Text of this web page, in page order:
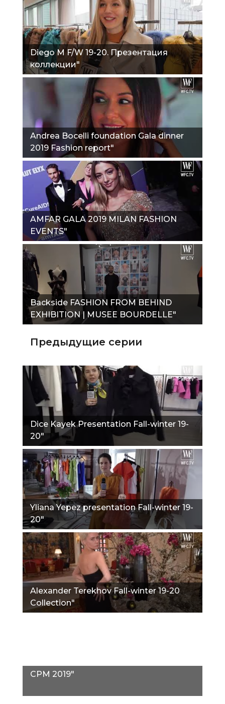
Diego M F/W 19-20. Презентация
коллекции"
Andrea Bocelli foundation Gala dinner
2019 Fashion report"
AMFAR GALA 2019 MILAN FASHION
EVENTS"
Backside FASHION FROM BEHIND
EXHIBITION | MUSEE BOURDELLE"
Предыдущие серии
Dice Kayek Presentation Fall-winter 19-
20"
Yliana Yepez presentation Fall-winter 19-
20"
Alexander Terekhov Fall-winter 19-20
Collection"
CPM 2019"